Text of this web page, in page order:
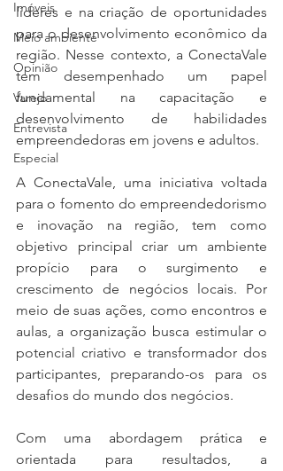
Imóveis
Meio ambiente
Opinião
Varejo
Entrevista
Especial
líderes e na criação de oportunidades
para o desenvolvimento econômico da
região. Nesse contexto, a ConectaVale
tem desempenhado um papel
fundamental na capacitação e
desenvolvimento de habilidades
empreendedoras em jovens e adultos.
A ConectaVale, uma iniciativa voltada
para o fomento do empreendedorismo
e inovação na região, tem como
objetivo principal criar um ambiente
propício para o surgimento e
crescimento de negócios locais. Por
meio de suas ações, como encontros e
aulas, a organização busca estimular o
potencial criativo e transformador dos
participantes, preparando-os para os
desafios do mundo dos negócios.
Com uma abordagem prática e
orientada para resultados, a